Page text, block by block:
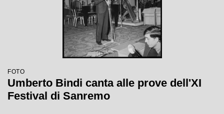
FOTO
Umberto Bindi canta alle prove dell'XI
Festival di Sanremo